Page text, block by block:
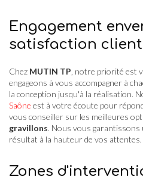
Engagement
satisfaction client
Chez MUTIN TP , notre priorité est
engageons à vous accompagner à
la conception jusqu'à la réalisation.
Saône est à votre écoute pour
vous conseiller sur les meilleures
gravillons. Nous vous
résultat à la hauteur de vos attentes.
Zones